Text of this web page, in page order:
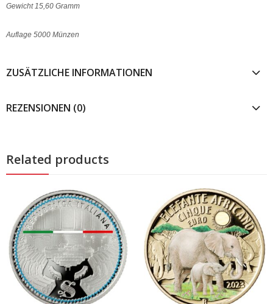
Gewicht 15,60 Gramm
Auflage 5000 Münzen
ZUSÄTZLICHE INFORMATIONEN
REZENSIONEN (0)
Related products